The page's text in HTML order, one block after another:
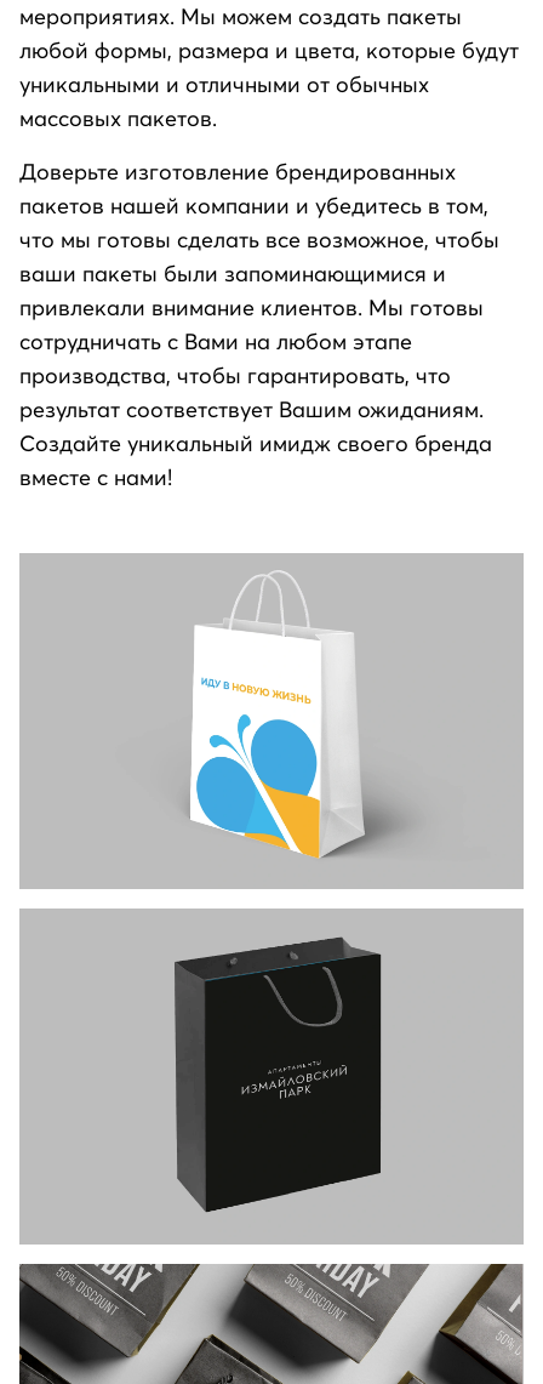
мероприятиях. Мы можем создать пакеты
любой формы, размера и цвета, которые будут
уникальными и отличными от обычных
массовых пакетов.
Доверьте изготовление брендированных
пакетов нашей компании и убедитесь в том,
что мы готовы сделать все возможное, чтобы
ваши пакеты были запоминающимися и
привлекали внимание клиентов. Мы готовы
сотрудничать с Вами на любом этапе
производства, чтобы гарантировать, что
результат соответствует Вашим ожиданиям.
Создайте уникальный имидж своего бренда
вместе с нами!